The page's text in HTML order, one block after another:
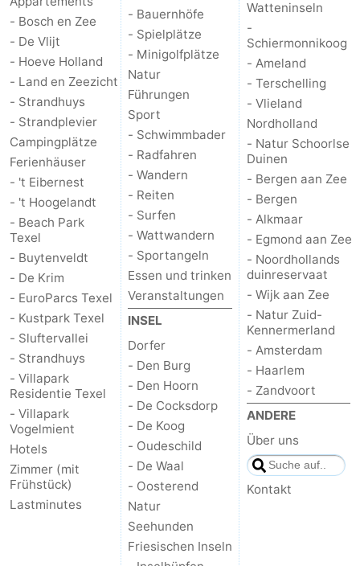
- Bosch en Zee
- De Vlijt
- Hoeve Holland
- Land en Zeezicht
- Strandhuys
- Strandplevier
Campingplätze
Ferienhäuser
- 't Eibernest
- 't Hoogelandt
- Beach Park
Texel
- Buytenveldt
- De Krim
- EuroParcs Texel
- Kustpark Texel
- Sluftervallei
- Strandhuys
- Villapark
Residentie Texel
- Villapark
Vogelmient
Hotels
Zimmer (mit
Frühstück)
Lastminutes
- Bauernhöfe
- Spielplätze
- Minigolfplätze
Natur
Führungen
Sport
- Schwimmbader
- Radfahren
- Wandern
- Reiten
- Surfen
- Wattwandern
- Sportangeln
Essen und trinken
Veranstaltungen
INSEL
Dorfer
- Den Burg
- Den Hoorn
- De Cocksdorp
- De Koog
- Oudeschild
- De Waal
- Oosterend
Natur
Seehunden
Friesischen Inseln
Watteninseln
-
Schiermonnikoog
- Ameland
- Terschelling
- Vlieland
Nordholland
- Natur Schoorlse
Duinen
- Bergen aan Zee
- Bergen
- Alkmaar
- Egmond aan Zee
- Noordhollands
duinreservaat
- Wijk aan Zee
- Natur Zuid-
Kennermerland
- Amsterdam
- Haarlem
- Zandvoort
ANDERE
Über uns
Kontakt